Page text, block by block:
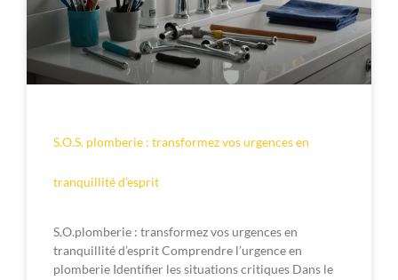
S.O.S. plomberie : transformez vos urgences en
tranquillité d’esprit
S.O.plomberie : transformez vos urgences en
tranquillité d’esprit Comprendre l’urgence en
plomberie Identifier les situations critiques Dans le